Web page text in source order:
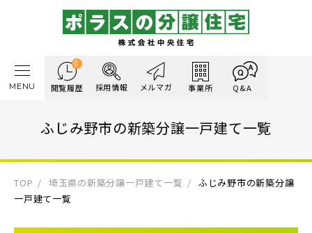
0
閲覧履歴 採用情報 メルマガ 事業所 Q&A
MENU
ふじみ野市の新築分譲一戸建て一覧
TOP 埼玉県の新築分譲一戸建て一覧
ふじみ野市の新築分譲
一戸建て一覧